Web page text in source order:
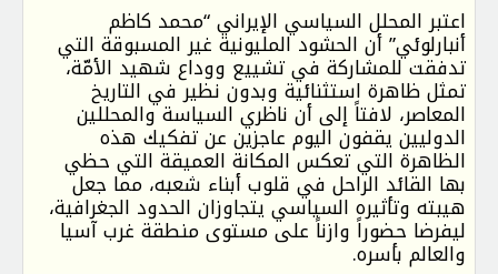
اعتبر المحلل السياسي الإيراني “محمد كاظم
أنبارلوئي” أن الحشود المليونية غير المسبوقة التي
تدفقت للمشاركة في تشييع ووداع شهيد الأمّة،
تمثل ظاهرة استثنائية وبدون نظير في التاريخ
المعاصر، لافتاً إلى أن ناظري السياسة والمحللين
الدوليين يقفون اليوم عاجزين عن تفكيك هذه
الظاهرة التي تعكس المكانة العميقة التي حظي
بها القائد الراحل في قلوب أبناء شعبه، مما جعل
هيبته وتأثيره السياسي يتجاوزان الحدود الجغرافية،
ليفرضا حضوراً وازناً على مستوى منطقة غرب آسيا
والعالم بأسره.